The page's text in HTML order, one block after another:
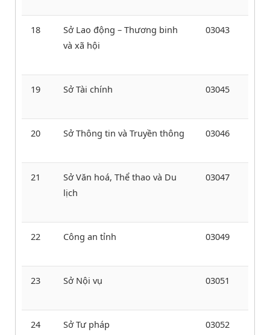
18
Sở Lao động – Thương binh
và xã hội
03043
19 Sở Tài chính 03045
20 Sở Thông tin và Truyền thông 03046
21
Sở Văn hoá, Thể thao và Du
lịch
03047
22 Công an tỉnh 03049
23 Sở Nội vụ 03051
24 Sở Tư pháp 03052